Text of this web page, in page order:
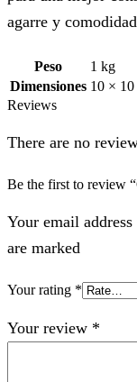
agarre y
Peso
1 kg
Dimensiones 10 ×
Reviews
There are no
Be the first to
Your email
are marked
Your rating *
Your review *